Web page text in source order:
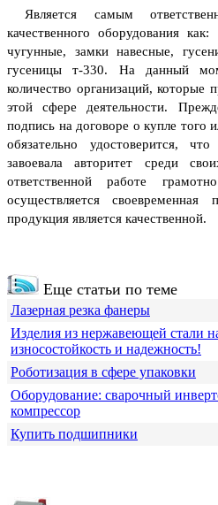
Является самым
качественного оборудования
чугунные, замки навесные,
гусеницы т-330.
На данный
количество организаций, которые
этой сфере деятельности.
подпись на договоре о купле того
обязательно удостоверится,
завоевала авторитет среди
ответственной работе
осуществляется
продукция является качественной.
Еще статьи по теме
Лазерная резка фанеры
Изделия из нержавеющей стали
износостойкость и надежность!
Роботизация в сфере упаковки
Оборудование: сварочный
компрессор
Купить подшипники